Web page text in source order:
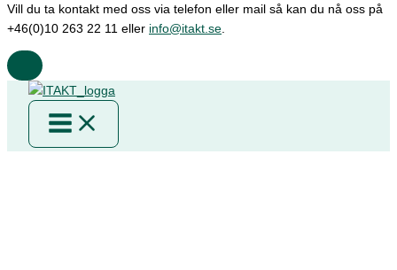
Vill du ta kontakt med oss via telefon eller mail så kan du nå oss på
+46(0)10 263 22 11 eller info@itakt.se